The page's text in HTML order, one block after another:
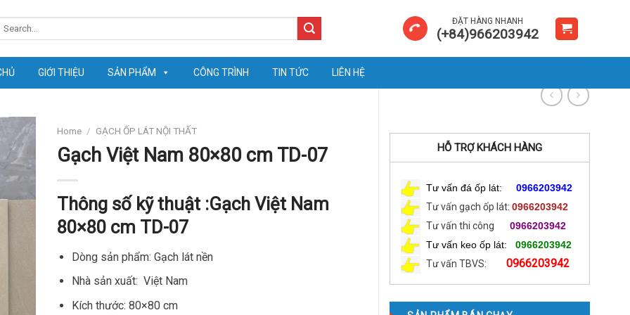
ĐẶT HÀNG NHANH
(+84)966203942
GIỚI THIỆU SẢN PHẨM CÔNG TRÌNH TIN TỨC LIÊN HỆ
HỖ TRỢ KHÁCH HÀNG
Tư vấn đá ốp lát: 0966203942
Tư vấn gạch ốp lát: 0966203942
Tư vấn thi công
0966203942
Tư vấn keo ốp lát:
0966203942
Tư vấn TBVS:
0966203942
Home / GẠCH ỐP LÁT NỘI THẤT
Gạch Việt Nam 80×80 cm TD-07
Thông số kỹ thuật :Gạch Việt Nam
80×80 cm TD-07
Dòng sản phẩm: Gạch lát nền
Nhà sản xuất: Việt Nam
Kích thước: 80×80 cm